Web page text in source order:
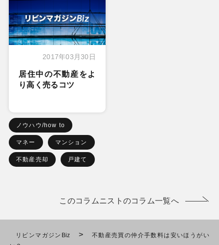
2017年03月30日
居住中の不動産をよ
り高く売るコツ
ノウハウ/how to
マネー マンション
不動産売却 戸建て
このコラムニストのコラム一覧へ
リビンマガジンBiz >
不動産売買の仲介手数料は安いほうがい